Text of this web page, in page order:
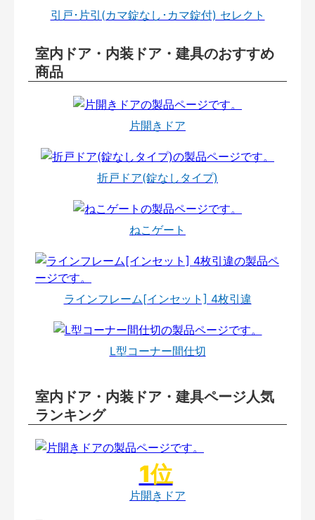
引戸･片引(カマ錠なし･カマ錠付) セレクト
室内ドア・内装ドア・建具のおすすめ
商品
片開きドア
折戸ドア(錠なしタイプ)
ねこゲート
ラインフレーム[インセット] 4枚引違
L型コーナー間仕切
室内ドア・内装ドア・建具ページ人気
ランキング
片開きドア